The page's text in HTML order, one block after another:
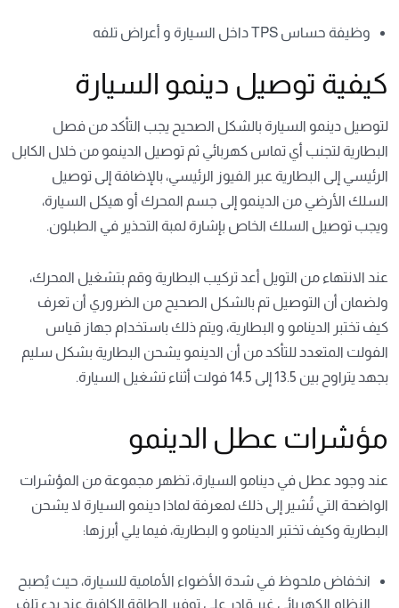
وظيفة حساس TPS داخل السيارة و أعراض تلفه
كيفية توصيل دينمو السيارة
لتوصيل دينمو السيارة بالشكل الصحيح يجب التأكد من فصل
البطارية لتجنب أي تماس كهربائي ثم توصيل الدينمو من خلال الكابل
الرئيسي إلى البطارية عبر الفيوز الرئيسي، بالإضافة إلى توصيل
السلك الأرضي من الدينمو إلى جسم المحرك أو هيكل السيارة،
ويجب توصيل السلك الخاص بإشارة لمبة التحذير في الطبلون.
عند الانتهاء من التويل أعد تركيب البطارية وقم بتشغيل المحرك،
ولضمان أن التوصيل تم بالشكل الصحيح من الضروري أن تعرف
كيف تختبر الدينامو و البطارية، ويتم ذلك باستخدام جهاز قياس
الفولت المتعدد للتأكد من أن الدينمو يشحن البطارية بشكل سليم
بجهد يتراوح بين 13.5 إلى 14.5 فولت أثناء تشغيل السيارة.
مؤشرات عطل الدينمو
عند وجود عطل في دينامو السيارة، تظهر مجموعة من المؤشرات
الواضحة التي تُشير إلى ذلك لمعرفة لماذا دينمو السيارة لا يشحن
البطارية وكيف تختبر الدينامو و البطارية، فيما يلي أبرزها:
انخفاض ملحوظ في شدة الأضواء الأمامية للسيارة، حيث يُصبح
النظام الكهربائي غير قادر على توفير الطاقة الكافية عند بدء تلف